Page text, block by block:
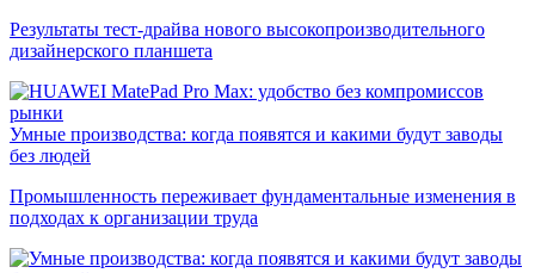
Результаты тест-драйва нового высокопроизводительного
дизайнерского планшета
рынки
Умные производства: когда появятся и какими будут заводы
без людей
Промышленность переживает фундаментальные изменения в
подходах к организации труда